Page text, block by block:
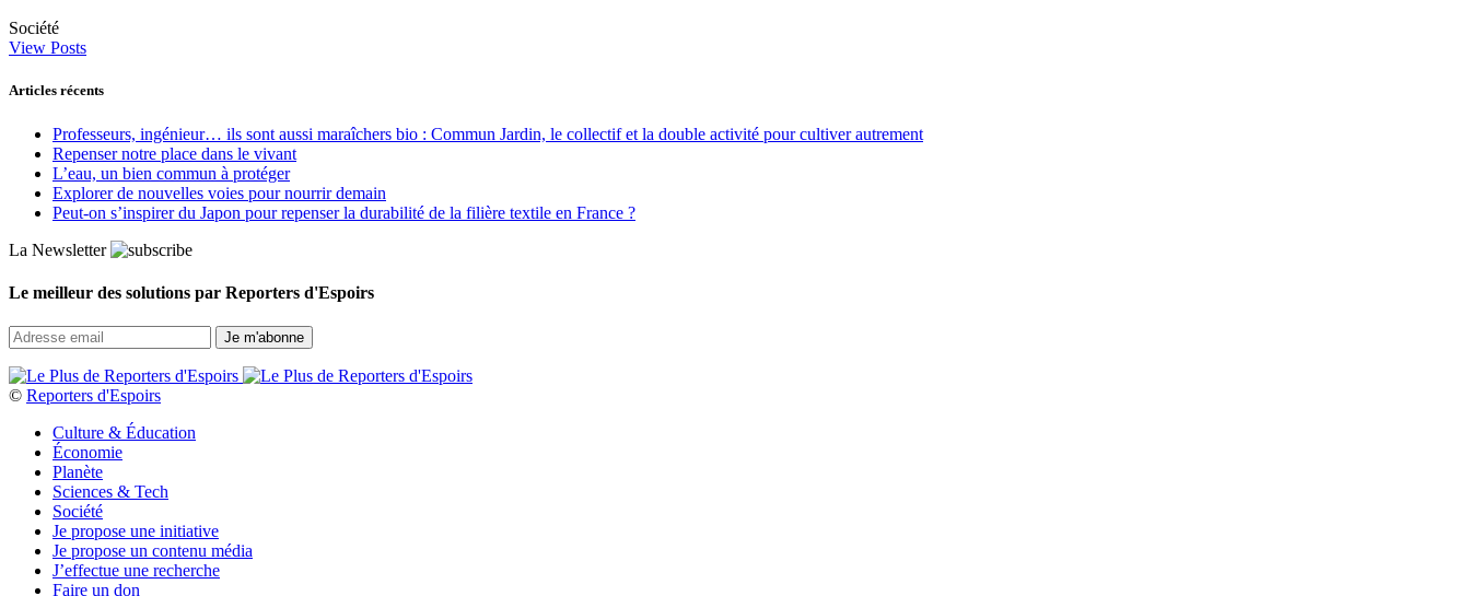
Société
View Posts
Articles récents
Professeurs, ingénieur… ils sont aussi maraîchers bio : Commun Jardin, le collectif et la double activité pour cultiver autrement
Repenser notre place dans le vivant
L’eau, un bien commun à protéger
Explorer de nouvelles voies pour nourrir demain
Peut‑on s’inspirer du Japon pour repenser la durabilité de la filière textile en France ?
La Newsletter
Le meilleur des solutions par Reporters d'Espoirs
© Reporters d'Espoirs
Culture & Éducation
Économie
Planète
Sciences & Tech
Société
Je propose une initiative
Je propose un contenu média
J’effectue une recherche
Faire un don